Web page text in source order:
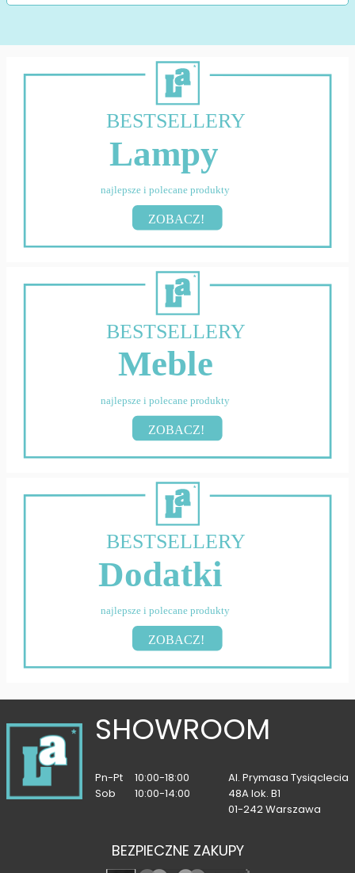
BESTSELLERY
Lampy
najlepsze i polecane produkty
ZOBACZ!
BESTSELLERY
Meble
najlepsze i polecane produkty
ZOBACZ!
BESTSELLERY
Dodatki
najlepsze i polecane produkty
ZOBACZ!
SHOWROOM
Pn-Pt
10:00-18:00
Sob
10:00-14:00
Al. Prymasa Tysiąclecia
48A lok. B1
01-242 Warszawa
BEZPIECZNE ZAKUPY